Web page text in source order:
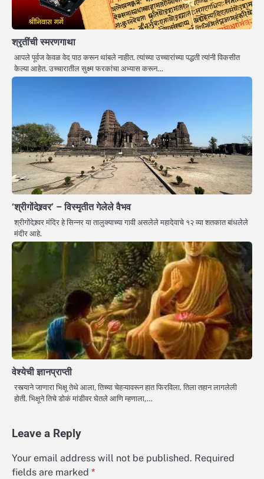
श्रृतींची स्मरणगाथा
आपले पूर्वज केवळ वेद पाठ करून थांबले नाहीत. त्यांच्या उच्चारांच्या पद्धती त्यांनी विकसीत
केल्या आहेत. उच्चारातील सुक्ष्म फरकांचा अभ्यास करून…
‘श्रीगोंदेश्र्वर’ – विस्मृतीत गेलेले वैभव
श्रीगोंदेश्र्वर मंदिर हे सिन्नर या तालुक्याच्या गावी असलेले महादेवाचे १२ व्या शतकात बांधलेले
मंदीर आहे.
वेश्येची ज्ञानप्राप्ती
रस्त्याने जाणारा भिक्षू तेथे आला, तिच्या चेहऱ्यावरून हात फिरविला. तिला तहान लागलेली
होती. भिक्षूने तिचे डोकं मांडीवर घेतले आणि म्हणाला,…
Leave a Reply
Your email address will not be published. Required
fields are marked *